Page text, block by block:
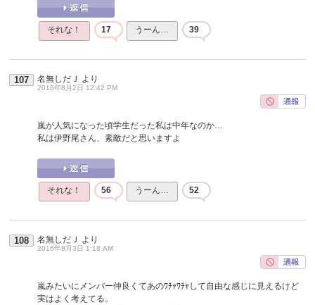
それな！ 17 うーん… 39
107 名無しだＪ より
2016年8月2日 12:42 PM
嵐が人気になった頃学生だった私は中年なのか…
私は伊野尾さん、素敵だと思いますよ
それな！ 56 うーん… 52
108 名無しだＪ より
2016年8月3日 1:18 AM
嵐みたいにメンバー仲良くてあのﾜﾁｬﾜﾁｬして自由な感じに見えるけど
実はよく考えてる。